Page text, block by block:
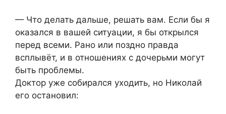
— Что делать дальше, решать вам. Если бы я
оказался в вашей ситуации, я бы открылся
перед всеми. Рано или поздно правда
всплывёт, и в отношениях с дочерьми могут
быть проблемы.
Доктор уже собирался уходить, но Николай
его остановил: